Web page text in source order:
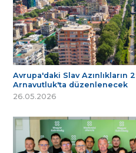
Avrupa'daki Slav Azınlıkların
Arnavutluk'ta düzenlenecek
26.05.2026